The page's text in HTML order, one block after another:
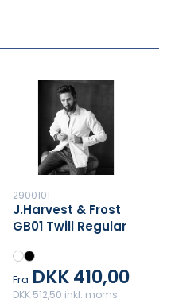
2900101
J.Harvest & Frost
GB01 Twill Regular
Fra DKK 410,00
DKK 512,50 inkl. moms